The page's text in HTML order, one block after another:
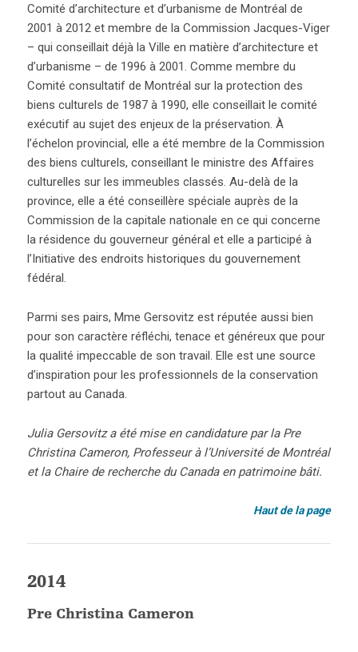
Comité d’architecture et d’urbanisme de Montréal de
2001 à 2012 et membre de la Commission Jacques-Viger
– qui conseillait déjà la Ville en matière d’architecture et
d’urbanisme – de 1996 à 2001. Comme membre du
Comité consultatif de Montréal sur la protection des
biens culturels de 1987 à 1990, elle conseillait le comité
exécutif au sujet des enjeux de la préservation. À
l’échelon provincial, elle a été membre de la Commission
des biens culturels, conseillant le ministre des Affaires
culturelles sur les immeubles classés. Au-delà de la
province, elle a été conseillère spéciale auprès de la
Commission de la capitale nationale en ce qui concerne
la résidence du gouverneur général et elle a participé à
l’Initiative des endroits historiques du gouvernement
fédéral.
Parmi ses pairs, Mme Gersovitz est réputée aussi bien
pour son caractère réfléchi, tenace et généreux que pour
la qualité impeccable de son travail. Elle est une source
d’inspiration pour les professionnels de la conservation
partout au Canada.
Julia Gersovitz a été mise en candidature par la Pre
Christina Cameron, Professeur à l’Université de Montréal
et la Chaire de recherche du Canada en patrimoine bâti.
Haut de la page
2014
Pre Christina Cameron